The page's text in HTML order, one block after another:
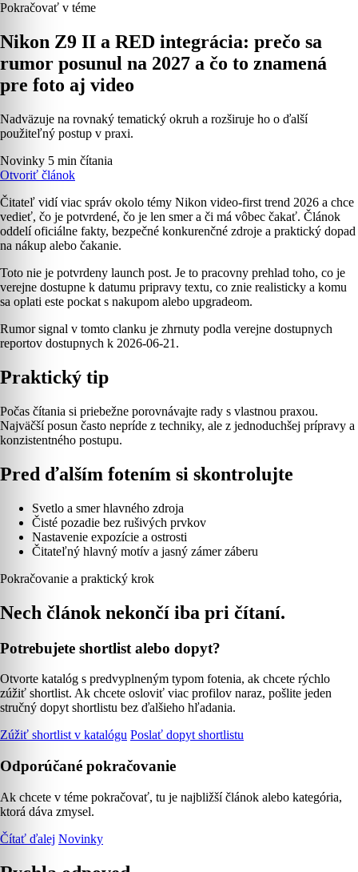
Pokračovať v téme
Nikon Z9 II a RED integrácia: prečo sa
rumor posunul na 2027 a čo to znamená
pre foto aj video
Nadväzuje na rovnaký tematický okruh a rozširuje ho o ďalší
použiteľný postup v praxi.
Novinky 5 min čítania
Otvoriť článok
Čitateľ vidí viac správ okolo témy Nikon video-first trend 2026 a chce
vedieť, čo je potvrdené, čo je len smer a či má vôbec čakať. Článok
oddelí oficiálne fakty, bezpečné konkurenčné zdroje a praktický dopad
na nákup alebo čakanie.
Toto nie je potvrdeny launch post. Je to pracovny prehlad toho, co je
verejne dostupne k datumu pripravy textu, co znie realisticky a komu
sa oplati este pockat s nakupom alebo upgradeom.
Rumor signal v tomto clanku je zhrnuty podla verejne dostupnych
reportov dostupnych k 2026-06-21.
Praktický tip
Počas čítania si priebežne porovnávajte rady s vlastnou praxou.
Najväčší posun často nepríde z techniky, ale z jednoduchšej prípravy a
konzistentného postupu.
Pred ďalším fotením si skontrolujte
Svetlo a smer hlavného zdroja
Čisté pozadie bez rušivých prvkov
Nastavenie expozície a ostrosti
Čitateľný hlavný motív a jasný zámer záberu
Pokračovanie a praktický krok
Nech článok nekončí iba pri čítaní.
Potrebujete shortlist alebo dopyt?
Otvorte katalóg s predvyplneným typom fotenia, ak chcete rýchlo
zúžiť shortlist. Ak chcete osloviť viac profilov naraz, pošlite jeden
stručný dopyt shortlistu bez ďalšieho hľadania.
Zúžiť shortlist v katalógu Poslať dopyt shortlistu
Odporúčané pokračovanie
Ak chcete v téme pokračovať, tu je najbližší článok alebo kategória,
ktorá dáva zmysel.
Čítať ďalej Novinky